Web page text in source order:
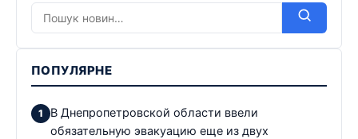
ПОПУЛЯРНЕ
В Днепропетровской области ввели
обязательную эвакуацию еще из двух